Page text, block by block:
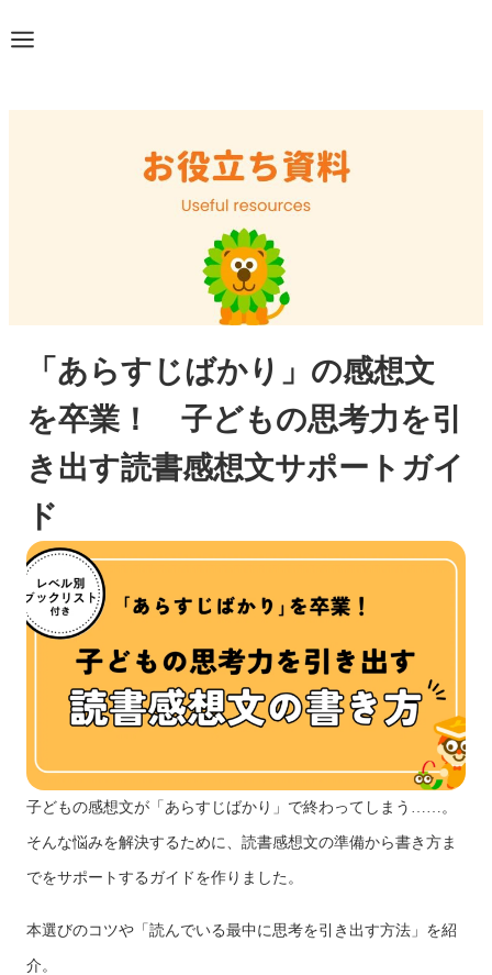
「あらすじばかり」の感想文
を卒業！ 子どもの思考力を引
き出す読書感想文サポートガイ
ド
子どもの感想文が「あらすじばかり」で終わってしまう……。
そんな悩みを解決するために、読書感想文の準備から書き方ま
でをサポートするガイドを作りました。
本選びのコツや「読んでいる最中に思考を引き出す方法」を紹
介。